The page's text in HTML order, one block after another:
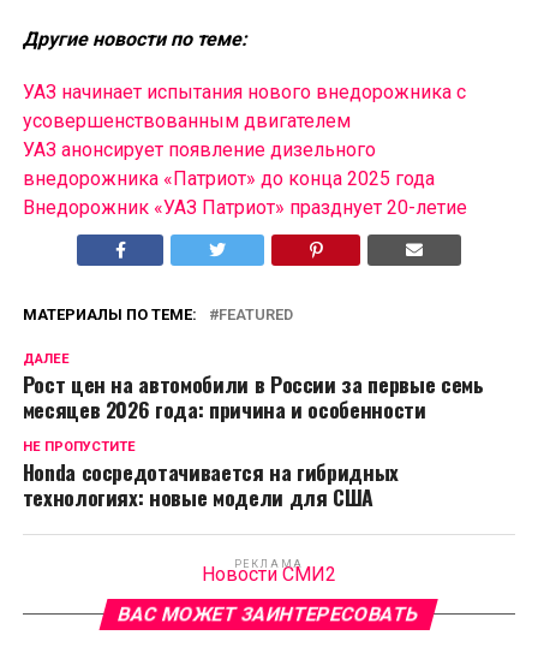
Другие новости по теме:
УАЗ начинает испытания нового внедорожника с
усовершенствованным двигателем
УАЗ анонсирует появление дизельного
внедорожника «Патриот» до конца 2025 года
Внедорожник «УАЗ Патриот» празднует 20-летие
МАТЕРИАЛЫ ПО ТЕМЕ: FEATURED
ДАЛЕЕ
Рост цен на автомобили в России за первые семь
месяцев 2026 года: причина и особенности
НЕ ПРОПУСТИТЕ
Honda сосредотачивается на гибридных
технологиях: новые модели для США
РЕКЛАМА
Новости СМИ2
ВАС МОЖЕТ ЗАИНТЕРЕСОВАТЬ